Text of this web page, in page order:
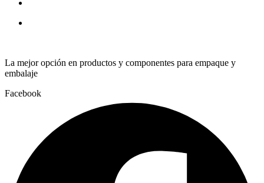
La mejor opción en productos y componentes para empaque y
embalaje
Facebook